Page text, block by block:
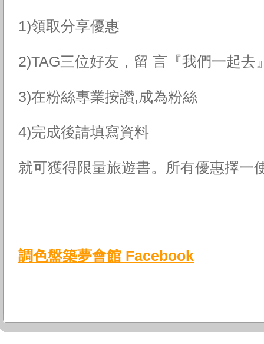
1)領取分享優惠
2)TAG三位好友，留 言『我們一起去
3)在粉絲專業按讚,成為粉絲
4)完成後請填寫資料
就可獲得限量旅遊書。所有優惠擇一
調色盤築夢會館 Facebook